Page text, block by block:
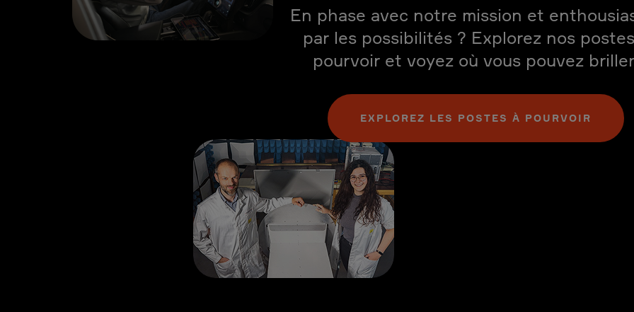
En phase avec notre mission et
par les possibilités ? Explorez nos
pourvoir et voyez où vous pouvez
EXPLOREZ LES POSTES À POURVOIR